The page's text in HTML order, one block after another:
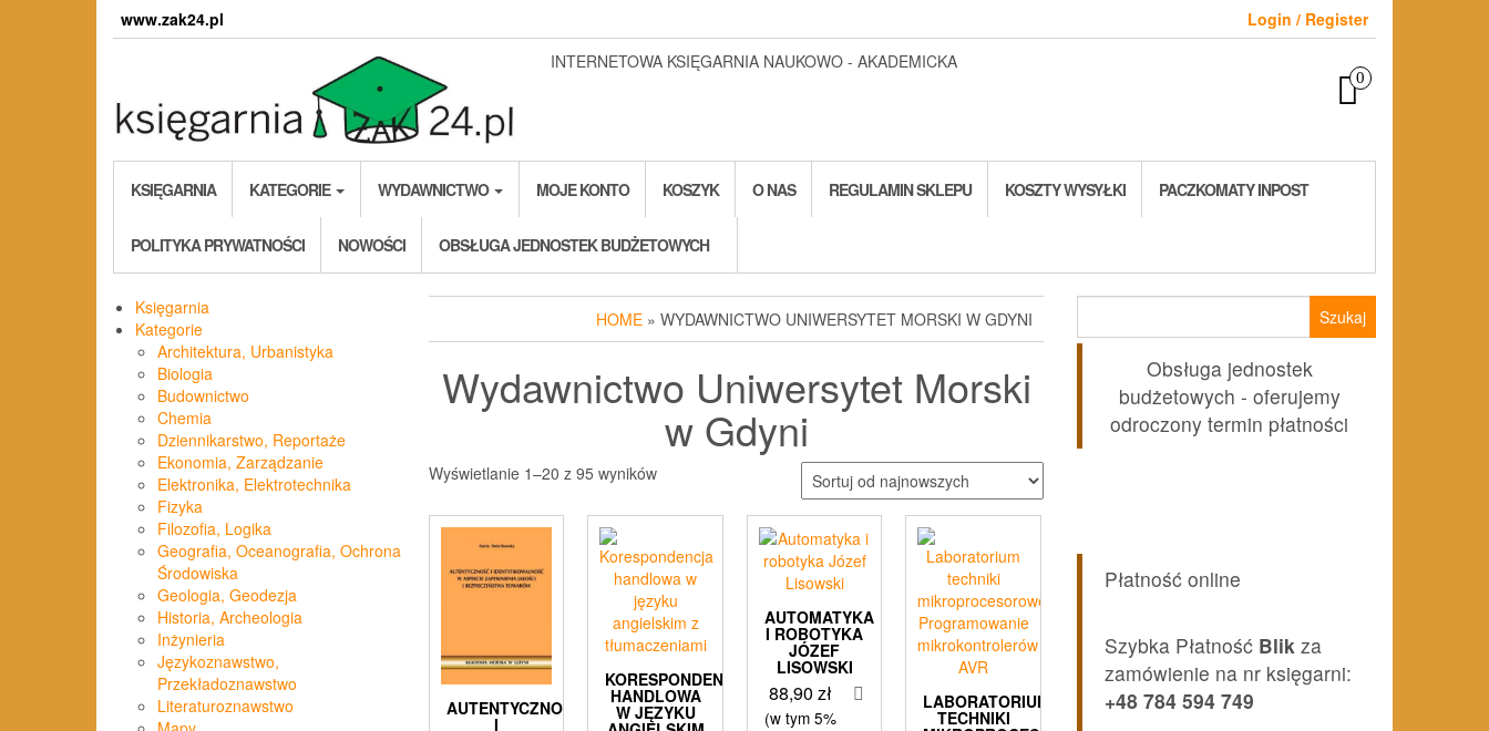
www.zak24.pl
Login / Register
INTERNETOWA KSIĘGARNIA NAUKOWO - AKADEMICKA
0
KSIĘGARNIA KATEGORIE WYDAWNICTWO MOJE KONTO KOSZYK O NAS REGULAMIN SKLEPU KOSZTY WYSYŁKI PACZKOMATY INPOST
POLITYKA PRYWATNOŚCI NOWOŚCI OBSŁUGA JEDNOSTEK BUDŻETOWYCH
Księgarnia
Kategorie
Architektura, Urbanistyka
Biologia
Budownictwo
Chemia
Dziennikarstwo, Reportaże
Ekonomia, Zarządzanie
Elektronika, Elektrotechnika
Fizyka
Filozofia, Logika
Geografia, Oceanografia, Ochrona
Środowiska
Geologia, Geodezja
Historia, Archeologia
Inżynieria
Językoznawstwo,
Przekładoznawstwo
Literaturoznawstwo
HOME » WYDAWNICTWO UNIWERSYTET MORSKI W GDYNI
Wydawnictwo Uniwersytet Morski
w Gdyni
Wyświetlanie 1–20 z 95 wynikówPosortowane
najnowszych
AUTENTYCZNOŚĆ
I
KORESPONDENCJA
HANDLOWA
W JĘZYKU
AUTOMATYKA
I ROBOTYKA
JÓZEF
LISOWSKI
88,90zł
(w tym 5%
LABORATORIUM
TECHNIKI
Obsługa jednostek
budżetowych - oferujemy
odroczony termin płatności
Płatność online
Szybka Płatność Blik za
zamówienie na nr księgarni:
+48 784 594 749